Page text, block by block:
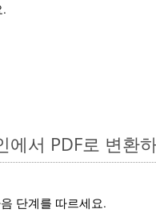
.
에서 PDF로 변환
단계를 따르세요.